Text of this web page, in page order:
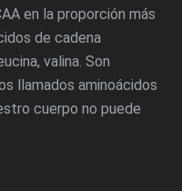
en la proporción más
de cadena
valina. Son
llamados aminoácidos
cuerpo no puede